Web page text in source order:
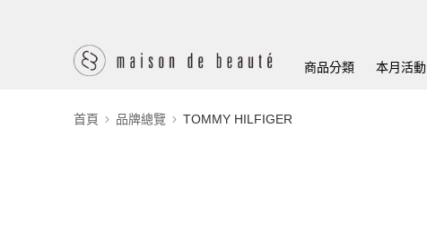
商品分類 本月活動
首頁 品牌總覽 TOMMY HILFIGER